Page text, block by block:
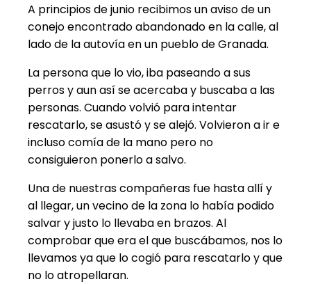
A principios de junio recibimos un aviso de un
conejo encontrado abandonado en la calle, al
lado de la autovía en un pueblo de Granada.
La persona que lo vio, iba paseando a sus
perros y aun así se acercaba y buscaba a las
personas. Cuando volvió para intentar
rescatarlo, se asustó y se alejó. Volvieron a ir e
incluso comía de la mano pero no
consiguieron ponerlo a salvo.
Una de nuestras compañeras fue hasta allí y
al llegar, un vecino de la zona lo había podido
salvar y justo lo llevaba en brazos. Al
comprobar que era el que buscábamos, nos lo
llevamos ya que lo cogió para rescatarlo y que
no lo atropellaran.